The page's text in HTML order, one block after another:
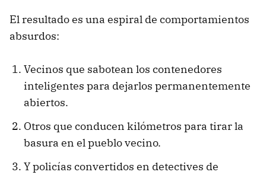
El resultado es una espiral de comportamientos
absurdos:
Vecinos que sabotean los contenedores
inteligentes para dejarlos permanentemente
abiertos.
Otros que conducen kilómetros para tirar la
basura en el pueblo vecino.
Y policías convertidos en detectives de